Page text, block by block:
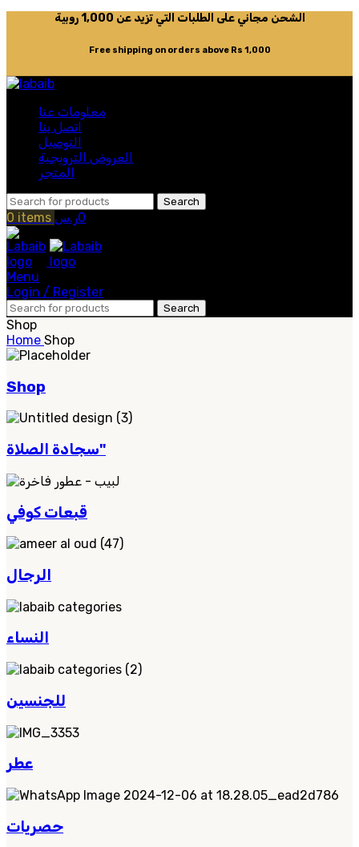
الشحن مجاني على الطلبات التي تزيد عن 1,000 روبية
Free shipping on orders above Rs 1,000
معلومات عنا
اتصل بنا
التوصيل
العروض الترويجية
المتجر
Search
0 items 0ر.س
Menu
Login / Register
Search
Shop
Home Shop
Shop
سجادة الصلاة"
قبعات كوفي
الرجال
النساء
للجنسين
عطر
حصريات